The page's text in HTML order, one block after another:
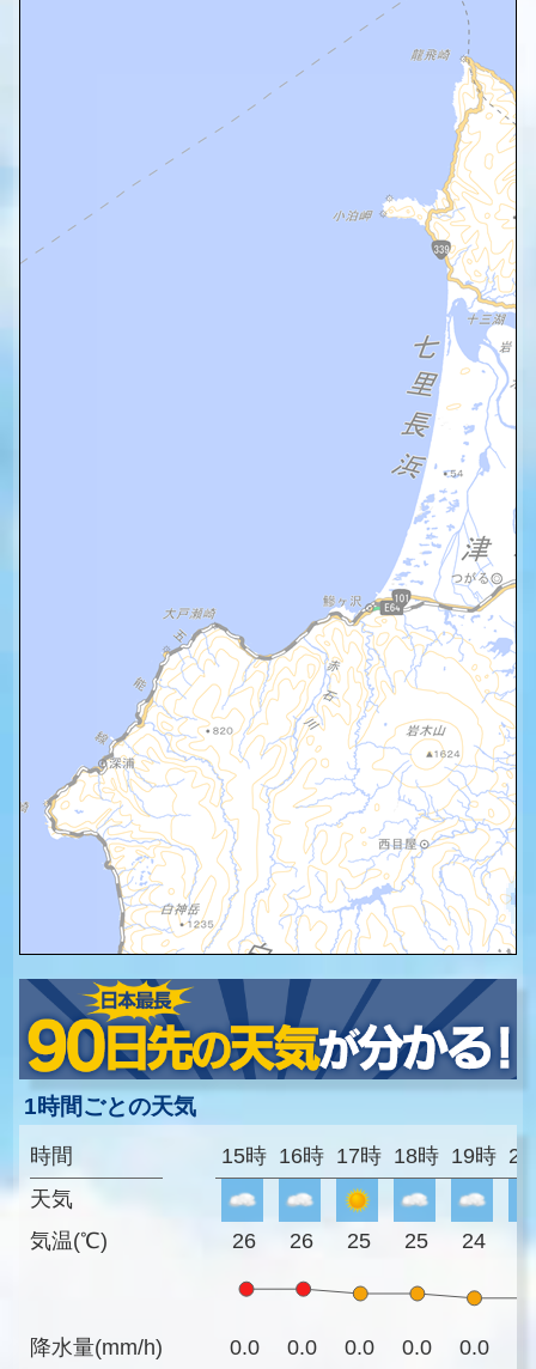
1時間ごとの天気
時間
天気
気温(℃)
降水量(mm/h)
15時 16時 17時 18時 19時
26 26 25 25 24
0.0 0.0 0.0 0.0 0.0